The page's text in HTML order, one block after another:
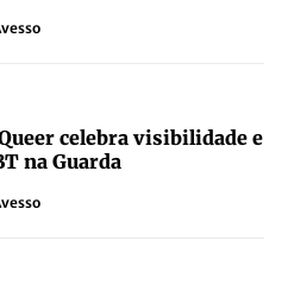
celebra visibilidade e
na Guarda